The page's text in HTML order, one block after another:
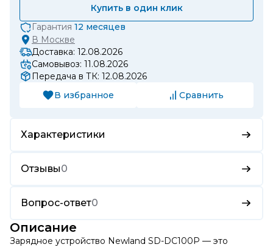
Купить в один клик
Гарантия 12 месяцев
В Москве
Доставка: 12.08.2026
Самовывоз: 11.08.2026
Передача в ТК: 12.08.2026
В избранное
Сравнить
Характеристики
Отзывы0
Вопрос-ответ0
Описание
Зарядное устройство Newland SD-DC100P — это